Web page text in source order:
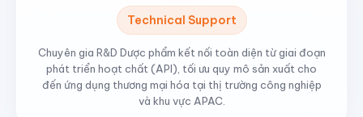
Technical Support
Chuyên gia R&D Dược phẩm kết nối toàn diện từ giai đoạn
phát triển hoạt chất (API), tối ưu quy mô sản xuất cho
đến ứng dụng thương mại hóa tại thị trường công nghiệp
và khu vực APAC.